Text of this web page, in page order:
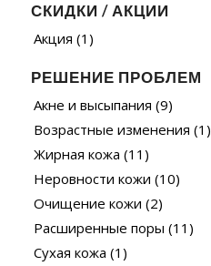
СКИДКИ / АКЦИИ
Акция (1)
РЕШЕНИЕ ПРОБЛЕМ
Акне и высыпания (9)
Возрастные изменения (1)
Жирная кожа (11)
Неровности кожи (10)
Очищение кожи (2)
Расширенные поры (11)
Сухая кожа (1)